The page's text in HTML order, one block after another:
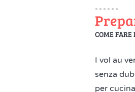
COME FARE
I vol au
senza
per